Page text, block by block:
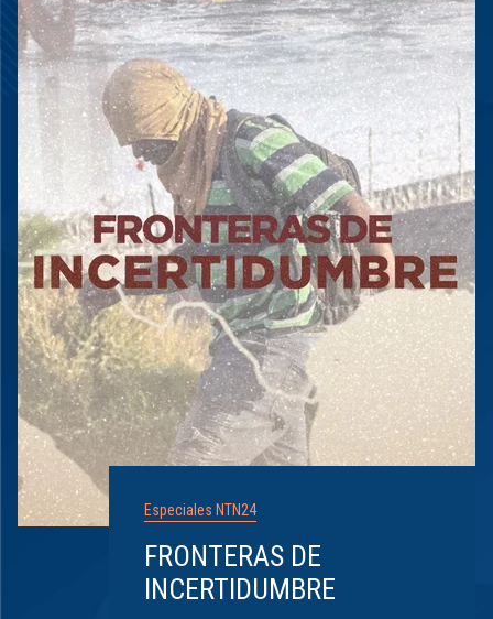
Especiales NTN24
FRONTERAS DE
INCERTIDUMBRE